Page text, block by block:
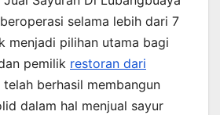
selama lebih dari 7
menjadi pilihan utama bagi
pemilik restoran dari
telah berhasil membangun
dalam hal menjual sayur